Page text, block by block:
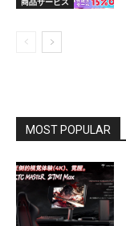
MOST POPULAR